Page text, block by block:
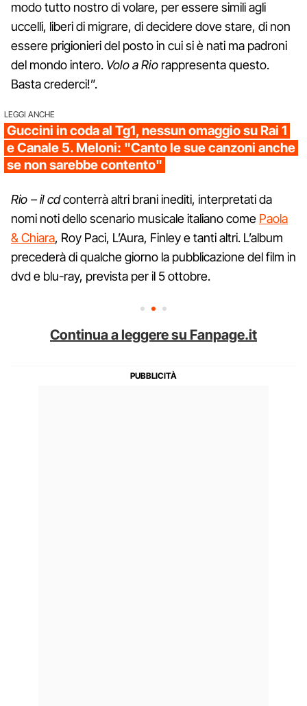
modo tutto nostro di volare, per essere simili agli
uccelli, liberi di migrare, di decidere dove stare, di non
essere prigionieri del posto in cui si è nati ma padroni
del mondo intero. Volo a Riorappresenta questo.
Basta crederci!”.
LEGGI ANCHE
Guccini in coda al Tg1, nessun omaggio su Rai 1
e Canale 5. Meloni: "Canto le sue canzoni anche
se non sarebbe contento"
Rio – il cdconterrà altri brani inediti, interpretati da
nomi noti dello scenario musicale italiano come Paola
& Chiara, Roy Paci, L’Aura, Finley e tanti altri. L’album
precederà di qualche giorno la pubblicazione del film in
dvd e blu-ray, prevista per il 5 ottobre.
Continua a leggere su Fanpage.it